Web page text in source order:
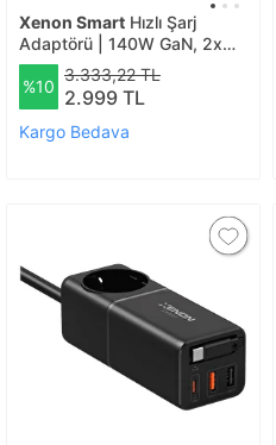
Xenon Smart Hızlı Şarj
Adaptörü | 140W GaN, 2x
USB-C & USB-A Çıkışı, PD
PPS, Dijital Ekran (X6415)
1072 Siyah
%10
3.333,22 TL
2.999 TL
Kargo Bedava